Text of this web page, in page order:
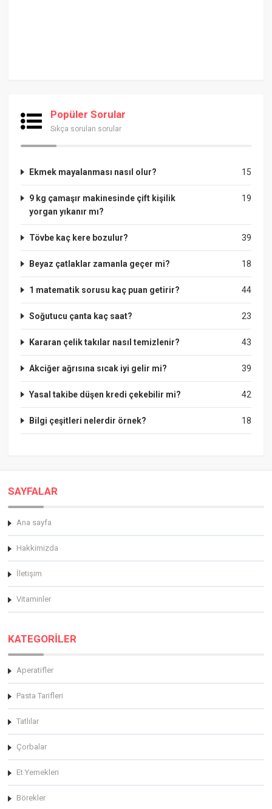
Popüler Sorular
Sıkça sorulan sorular
15
Ekmek mayalanması nasıl olur?
19
9 kg çamaşır makinesinde çift kişilik
yorgan yıkanır mı?
39
Tövbe kaç kere bozulur?
18
Beyaz çatlaklar zamanla geçer mi?
44
1 matematik sorusu kaç puan getirir?
23
Soğutucu çanta kaç saat?
43
Kararan çelik takılar nasıl temizlenir?
39
Akciğer ağrısına sıcak iyi gelir mi?
42
Yasal takibe düşen kredi çekebilir mi?
18
Bilgi çeşitleri nelerdir örnek?
SAYFALAR
Ana sayfa
Hakkimizda
İletişim
Vitaminler
KATEGORİLER
Aperatifler
Pasta Tarifleri
Tatlılar
Çorbalar
Et Yemekleri
Börekler